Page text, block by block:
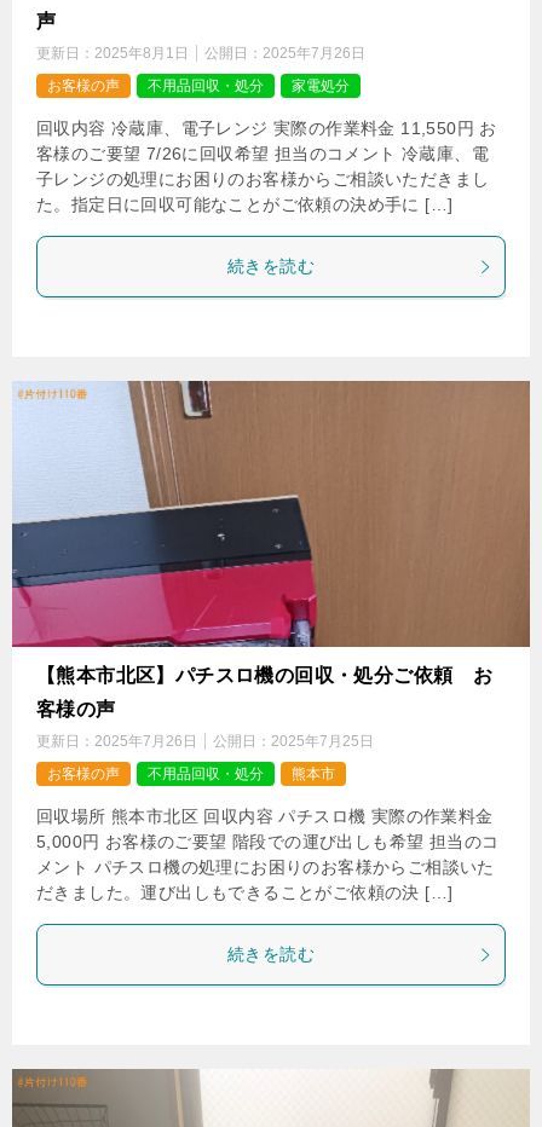
声
更新日： 2025年8月1日 公開日： 2025年7月26日
お客様の声
不用品回収・処分 家電処分
回収内容 冷蔵庫、電子レンジ 実際の作業料金 11,550円 お
客様のご要望 7/26に回収希望 担当のコメント 冷蔵庫、電
子レンジの処理にお困りのお客様からご相談いただきまし
た。指定日に回収可能なことがご依頼の決め手に […]
続きを読む
【熊本市北区】パチスロ機の回収・処分ご依頼 お
客様の声
更新日： 2025年7月26日 公開日： 2025年7月25日
お客様の声
不用品回収・処分 熊本市
回収場所 熊本市北区 回収内容 パチスロ機 実際の作業料金
5,000円 お客様のご要望 階段での運び出しも希望 担当のコ
メント パチスロ機の処理にお困りのお客様からご相談いた
だきました。運び出しもできることがご依頼の決 […]
続きを読む